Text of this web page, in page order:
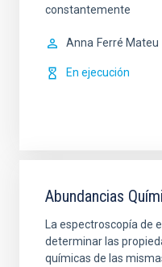
constantemente
Anna Ferré Mateu
En ejecución
Abundancias
La espectroscopía de
determinar las
químicas de las